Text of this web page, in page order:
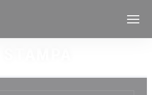
tue scelte sui cookie